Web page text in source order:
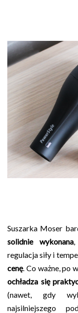
Suszarka Moser
solidnie wykonana
regulacja siły i
cenę. Co ważne, po
ochładza się
(nawet, gdy
najsilniejszego